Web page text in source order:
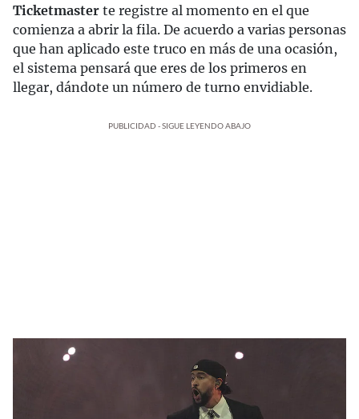
Ticketmaster te registre al momento en el que
comienza a abrir la fila. De acuerdo a varias personas
que han aplicado este truco en más de una ocasión,
el sistema pensará que eres de los primeros en
llegar, dándote un número de turno envidiable.
PUBLICIDAD - SIGUE LEYENDO ABAJO